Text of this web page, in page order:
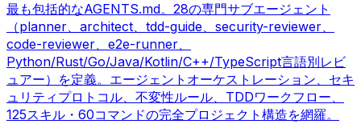
最も包括的なAGENTS.md。28の専門サブエージェント
（planner、architect、tdd-guide、security-reviewer、
code-reviewer、e2e-runner、
Python/Rust/Go/Java/Kotlin/C++/TypeScript言語別レビ
ュアー）を定義。エージェントオーケストレーション、セキ
ュリティプロトコル、不変性ルール、TDDワークフロー、
125スキル・60コマンドの完全プロジェクト構造を網羅。